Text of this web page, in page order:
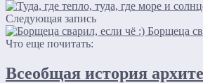
Следующая запись
Борщеца
Что еще почитать:
Всеобщая история